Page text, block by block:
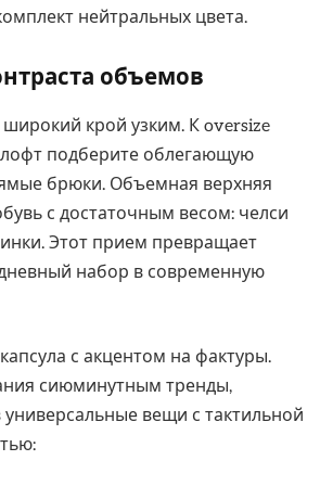
нейтральных цвета.
объемов
крой узким. К oversize
лофт подберите облегающую
брюки. Объемная верхняя
с достаточным весом: челси
Этот прием превращает
набор в современную
с акцентом на фактуры.
сиюминутным тренды,
универсальные вещи с тактильной